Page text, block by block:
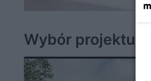
Wybór projektu